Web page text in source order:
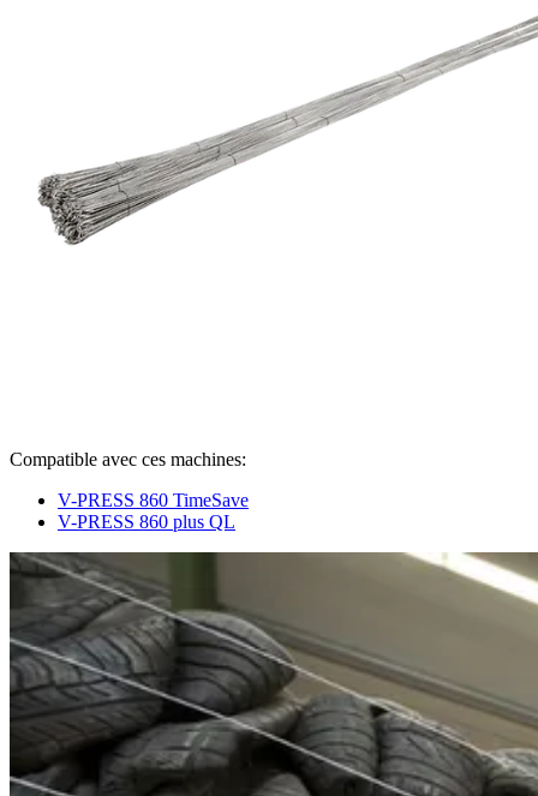
Compatible avec ces machines:
V-PRESS 860 TimeSave
V-PRESS 860 plus QL